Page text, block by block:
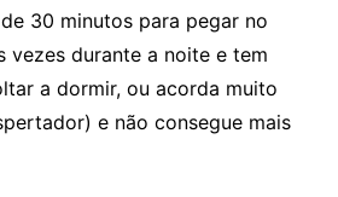
30 minutos para pegar no
vezes durante a noite e tem
a dormir, ou acorda muito
e não consegue mais